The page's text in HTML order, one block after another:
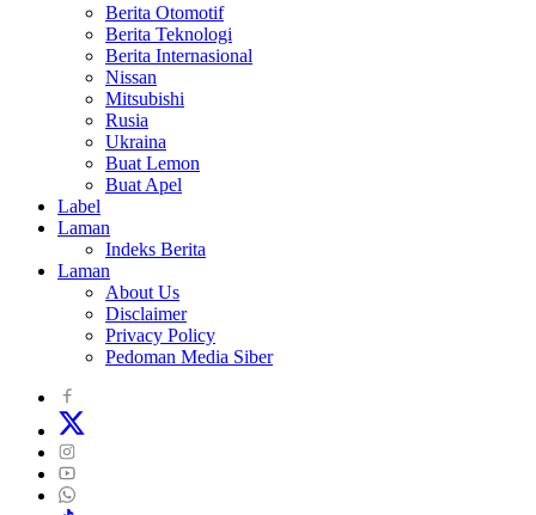
Berita Otomotif
Berita Teknologi
Berita Internasional
Nissan
Mitsubishi
Rusia
Ukraina
Buat Lemon
Buat Apel
Label
Laman
Indeks Berita
Laman
About Us
Disclaimer
Privacy Policy
Pedoman Media Siber